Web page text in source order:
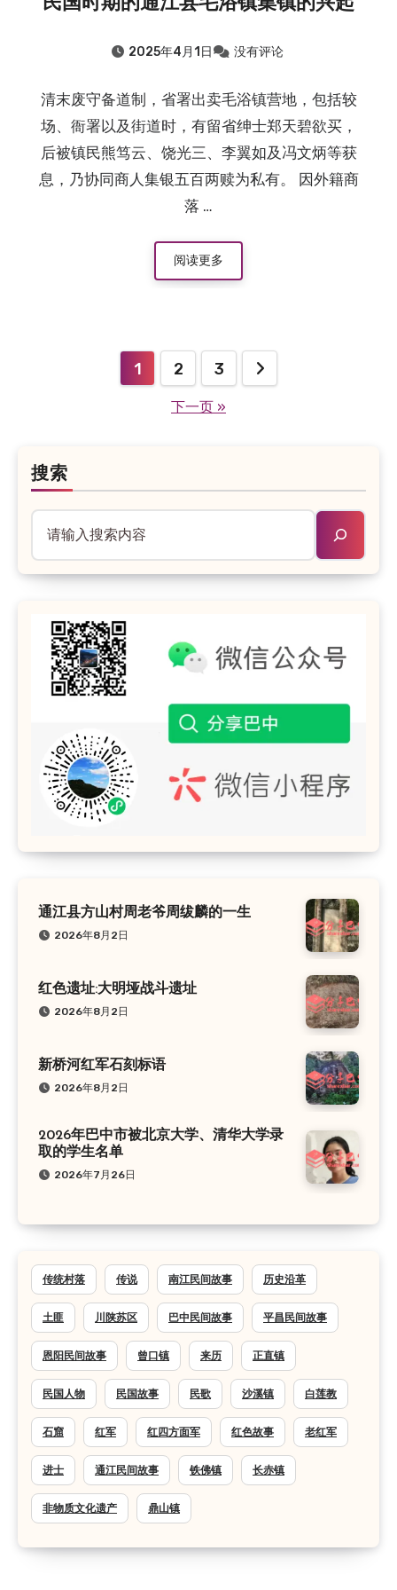
2025年4月1日 没有评论
清末废守备道制，省署出卖毛浴镇营地，包括较
场、衙署以及街道时，有留省绅士郑天碧欲买，
后被镇民熊笃云、饶光三、李翼如及冯文炳等获
息，乃协同商人集银五百两赎为私有。 因外籍商
落 …
阅读更多
页
1 2 3
下一页 »
搜索
通江县方山村周老爷周绂麟的一生
2026年8月2日
红色遗址:大明垭战斗遗址
2026年8月2日
新桥河红军石刻标语
2026年8月2日
2026年巴中市被北京大学、清华大学录
取的学生名单
2026年7月26日
传统村落 传说 南江民间故事 历史沿革
土匪 川陕苏区 巴中民间故事 平昌民间故事
恩阳民间故事 曾口镇 来历 正直镇
民国人物 民国故事 民歌 沙溪镇 白莲教
石窟 红军 红四方面军 红色故事 老红军
进士 通江民间故事 铁佛镇 长赤镇
非物质文化遗产 鼎山镇